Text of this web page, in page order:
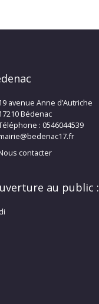
avenue Anne d’Autriche
Bédenac
: 0546044539
contacter
au public :